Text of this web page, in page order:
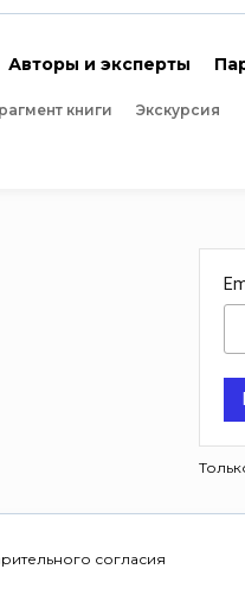
Авторы и эксперты
книги Экскурсия
согласия